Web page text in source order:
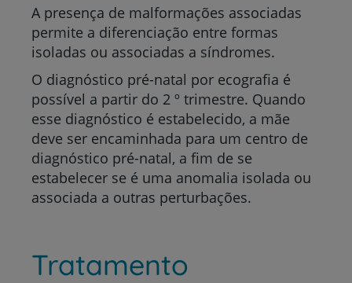
A presença de malformações associadas
permite a diferenciação entre formas
isoladas ou associadas a síndromes.
O diagnóstico pré-natal por ecografia é
possível a partir do 2 º trimestre. Quando
esse diagnóstico é estabelecido, a mãe
deve ser encaminhada para um centro de
diagnóstico pré-natal, a fim de se
estabelecer se é uma anomalia isolada ou
associada a outras perturbações.
Tratamento